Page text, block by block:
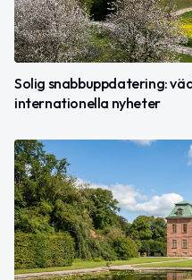
Solig snabbuppdatering:
internationella nyheter